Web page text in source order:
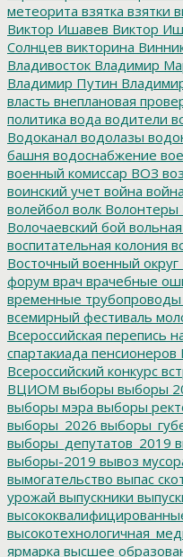
метеорита взятка взятки
Виктор Ишавев Виктор
Солнцев викторина
Владивосток Владимир
Владимир Путин
власть внеплановая
политика вода водители
Водоканал водолазы
башня водоснабжение
военный комиссар ВОЗ
воинский учет война
волейбол волк Волонтеры
Волочаевский бой
воспитательная колония
Восточный военный округ
форум врач врачебные
временные трубопроводы
всемирный фестиваль
Всероссийская перепись
спартакиада пенсионеров
Всероссийский конкурс
ВЦИОМ выборы выборы
выборы мэра выборы
выборы_2026
выборы_депутатов_2019
выборы-2019 вывоз
вымогательство выпас
урожай выпускники
ярмарка высшее